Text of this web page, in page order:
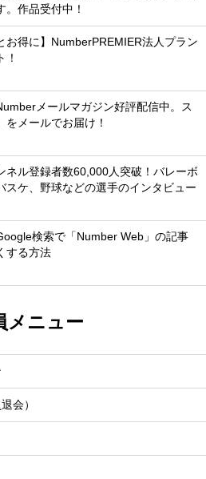
。作品受付中！
お得に】NumberPREMIER法人プラン
！
メールマガジン好評配信中。ス
をメールでお届け！
ネル登録者数60,000人突破！バレーボ
スケ、野球などの選手のインタビュー
検索で「Number Web」の記事
する方法
メニュー
会）